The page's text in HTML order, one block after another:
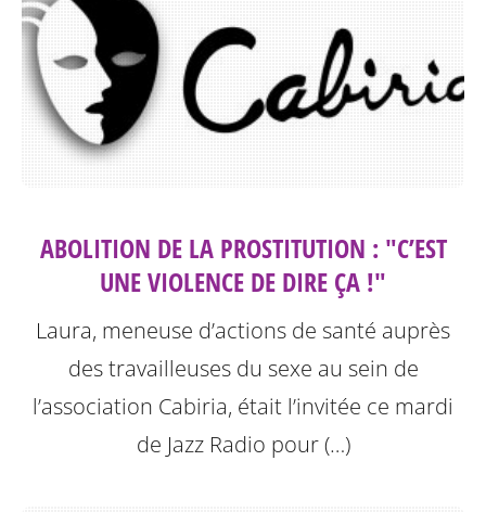
ABOLITION DE LA PROSTITUTION : "C’EST
UNE VIOLENCE DE DIRE ÇA !"
Laura, meneuse d’actions de santé auprès
des travailleuses du sexe au sein de
l’association Cabiria, était l’invitée ce mardi
de Jazz Radio pour (…)